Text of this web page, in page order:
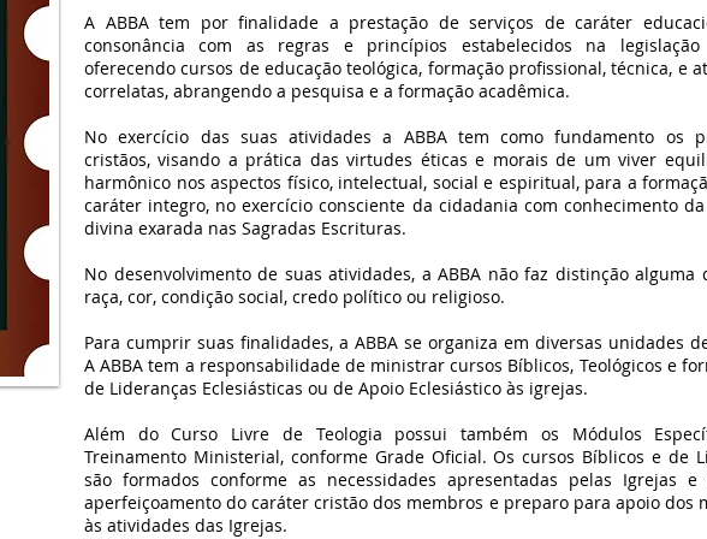
A ABBA tem por finalidade a prestação de serviços de caráter
consonância com as regras e princípios estabelecidos na legislação
oferecendo cursos de educação teológica, formação profissional, técnica, e
correlatas, abrangendo a pesquisa e a formação acadêmica.
No exercício das suas atividades a ABBA tem como fundamento os
cristãos, visando a prática das virtudes éticas e morais de um viver
harmônico nos aspectos físico, intelectual, social e espiritual, para a
caráter integro, no exercício consciente da cidadania com conhecimento
divina exarada nas Sagradas Escrituras.
No desenvolvimento de suas atividades, a ABBA não faz distinção alguma
raça, cor, condição social, credo político ou religioso.
Para cumprir suas finalidades, a ABBA se organiza em diversas unidades
A ABBA tem a responsabilidade de ministrar cursos Bíblicos, Teológicos e
de Lideranças Eclesiásticas ou de Apoio Eclesiástico às igrejas.
Além do Curso Livre de Teologia possui também os Módulos
Treinamento Ministerial, conforme Grade Oficial. Os cursos Bíblicos e de
são formados conforme as necessidades apresentadas pelas Igrejas
aperfeiçoamento do caráter cristão dos membros e preparo para apoio dos
às atividades das Igrejas.